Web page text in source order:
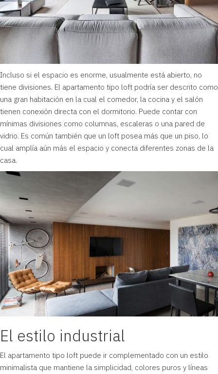
Incluso si el espacio es enorme, usualmente está abierto, no
tiene divisiones. El apartamento tipo loft podría ser descrito como
una gran habitación en la cual el comedor, la cocina y el salón
tienen conexión directa con el dormitorio. Puede contar con
mínimas divisiones como columnas, escaleras o una pared de
vidrio. Es común también que un loft posea más que un piso, lo
cual amplía aún más el espacio y conecta diferentes zonas de la
casa.
El estilo industrial
El apartamento tipo loft puede ir complementado con un estilo
minimalista que mantiene la simplicidad, colores puros y líneas